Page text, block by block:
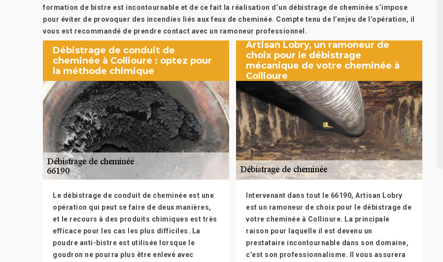
formation de bistre est incontournable et de ce fait la réalisation d’un débistrage de cheminée s’impose
pour éviter de provoquer des incendies liés aux feux de cheminée. Compte tenu de l’enjeu de l’opération, il
vous est recommandé de prendre contact avec un ramoneur professionnel.
Débistrage de conduit de
cheminée à Collioure : optez pour
la méthode chimique
Le débistrage de conduit de cheminée est une
opération qui peut se faire de deux manières,
et le recours à des produits chimiques est très
efficace pour les cas les plus difficiles. La
poudre anti-bistre est utilisée lorsque le
goudron ne pourra plus être enlevé avec
Artisan Lobry, un ramoneur de
choix pour le débistrage
mécanique de votre cheminée à
Collioure
Intervenant dans tout le 66190, Artisan Lobry
est un ramoneur de choix pour le débistrage de
votre cheminée à Collioure. La principale
raison pour laquelle il est devenu un
prestataire incontournable dans son domaine,
c’est son professionnalisme. Il vous assurera